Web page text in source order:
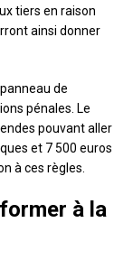
tiers en raison
ainsi donner
de
pénales. Le
pouvant aller
et 7 500 euros
à ces règles.
à la